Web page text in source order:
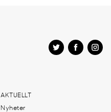
AKTUELLT
Nyheter